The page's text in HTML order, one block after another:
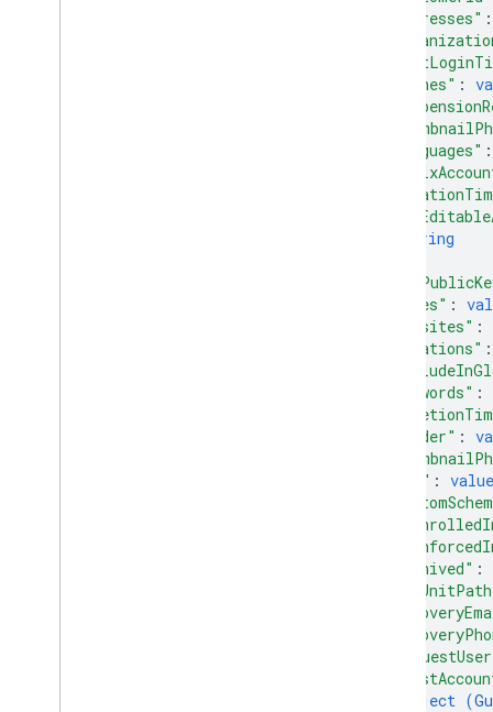
"addresses" :
"phones" :
"languages" :
string
"notes" :
"websites" :
"locations" :
"keywords" :
"gender" :
"ims" : value
"archived" :
object (